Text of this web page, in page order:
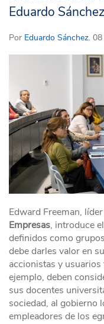
Eduardo
Por Eduardo Sánchez.
Edward Freeman,
Empresas, introduce
definidos como
debe darles valor en
accionistas y
ejemplo, deben
sus docentes
sociedad, al gobierno
empleadores de los